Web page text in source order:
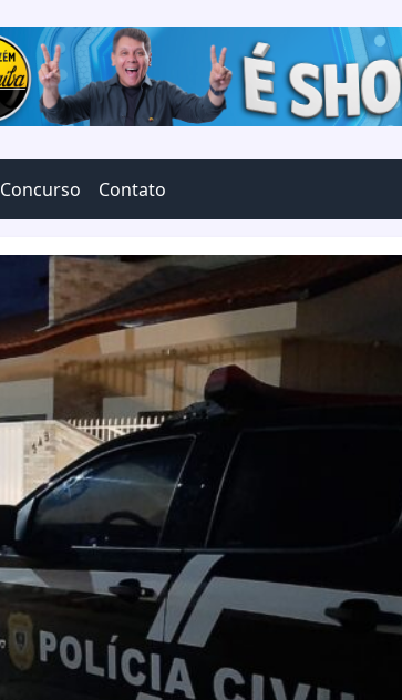
Concurso Contato